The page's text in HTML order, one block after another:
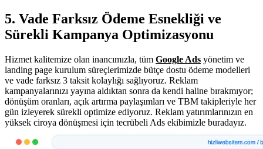
5. Vade Farksız Ödeme Esnekliği ve
Sürekli Kampanya Optimizasyonu
Hizmet kalitemize olan inancımızla, tüm Google Ads yönetim ve
landing page kurulum süreçlerimizde bütçe dostu ödeme modelleri
ve vade farksız 3 taksit kolaylığı sağlıyoruz. Reklam
kampanyalarınızı yayına aldıktan sonra da kendi haline bırakmıyor;
dönüşüm oranları, açık artırma paylaşımları ve TBM takipleriyle her
gün izleyerek sürekli optimize ediyoruz. Reklam yatırımlarınızın en
yüksek ciroya dönüşmesi için tecrübeli Ads ekibimizle buradayız.